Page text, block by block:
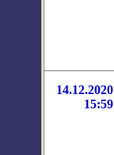
14.12.2020
15:59